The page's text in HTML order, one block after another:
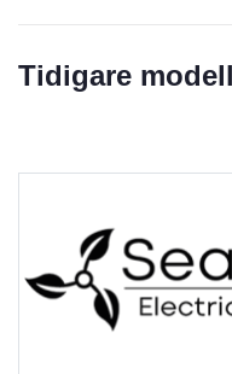
Tidigare